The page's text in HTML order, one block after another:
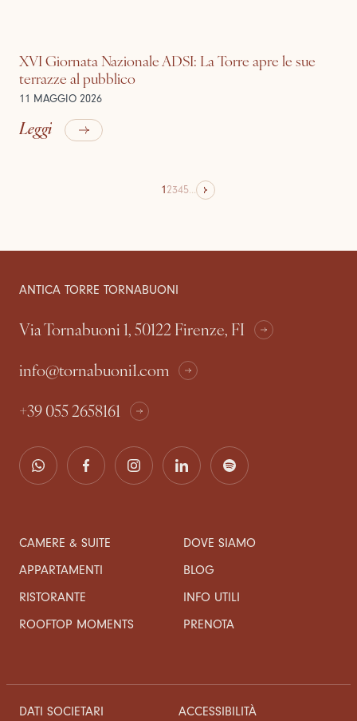
XVI Giornata Nazionale ADSI: La Torre apre le sue
terrazze al pubblico
11 MAGGIO 2026
Leggi
12345...
ANTICA TORRE TORNABUONI
Via Tornabuoni 1, 50122 Firenze, FI
info@tornabuoni1.com
+39 055 2658161
CAMERE & SUITE
APPARTAMENTI
RISTORANTE
ROOFTOP MOMENTS
DOVE SIAMO
BLOG
INFO UTILI
PRENOTA
DATI SOCIETARI ACCESSIBILITÀ